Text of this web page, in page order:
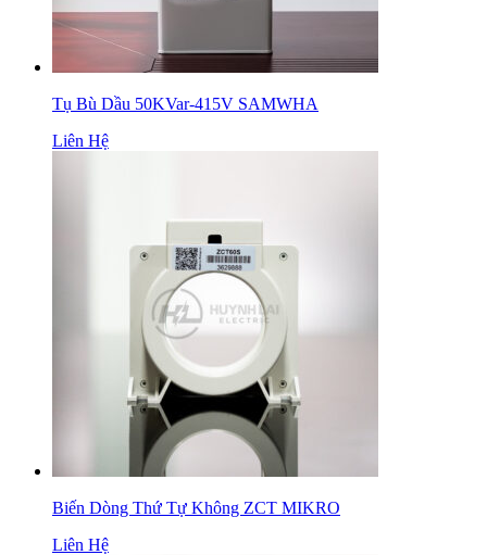
Tụ Bù Dầu 50KVar-415V SAMWHA
Liên Hệ
Biến Dòng Thứ Tự Không ZCT MIKRO
Liên Hệ